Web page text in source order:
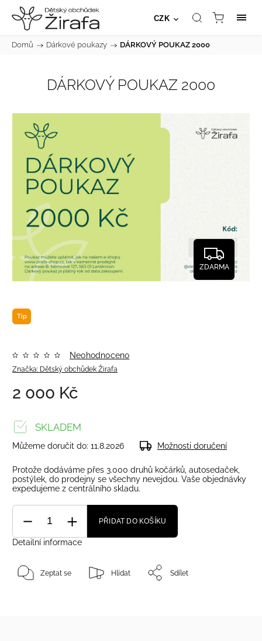
CZK
Domů / Dárkové poukazy / DÁRKOVÝ POUKAZ 2000
DÁRKOVÝ POUKAZ 2000
ZDARMA
Tip
Značka: Dětský obchůdek Žirafa
Neohodnoceno
2 000 Kč
SKLADEM
Můžeme doručit do: 11.8.2026 Možnosti doručení
Protože dodáváme přes 3.000 druhů kočárků, autosedaček,
postýlek, do prodejny se všechny nevejdou. Vaše objednávky
expedujeme z centrálního skladu.
PŘIDAT DO KOŠÍKU
Detailní informace
Zeptat se Hlídat Sdílet